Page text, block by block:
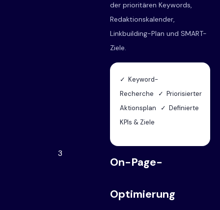
der prioritären Keywords,
Redaktionskalender,
Linkbuilding-Plan und SMART-
Ziele.
✓ Keyword-
Recherche ✓ Priorisierter
Aktionsplan ✓ Definierte
KPIs & Ziele
3
On-Page-
Optimierung